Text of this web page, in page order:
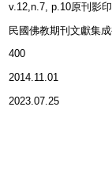
v.12,n.7, p.10原刊影
民國佛教期刊文獻集
400
2014.11.01
2023.07.25